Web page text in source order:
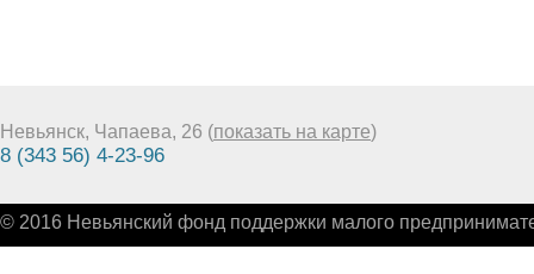
Невьянск, Чапаева, 26 (показать на карте)
8 (343 56) 4-23-96
© 2016 Невьянский фонд поддержки малого